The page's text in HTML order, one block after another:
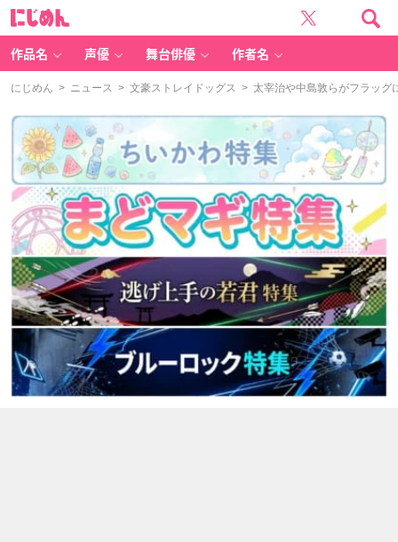
作品名 声優 舞台俳優 作者名
にじめん > ニュース > 文豪ストレイドッグス > 太宰治や中島敦らがフラッグ